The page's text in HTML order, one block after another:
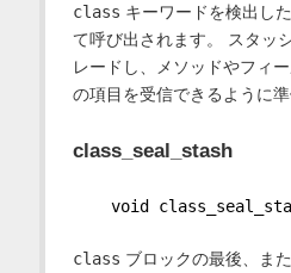
class キーワードを検出し
て呼び出されます。 スタッ
レードし、メソッドやフィ
の項目を受信できるように準
class_seal_stash
void
class ブロックの最後、ま